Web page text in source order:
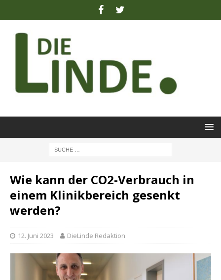
Wie kann der CO2-Verbrauch in
einem Klinikbereich gesenkt
werden?
12. Juni 2023 DieLinde Redaktion